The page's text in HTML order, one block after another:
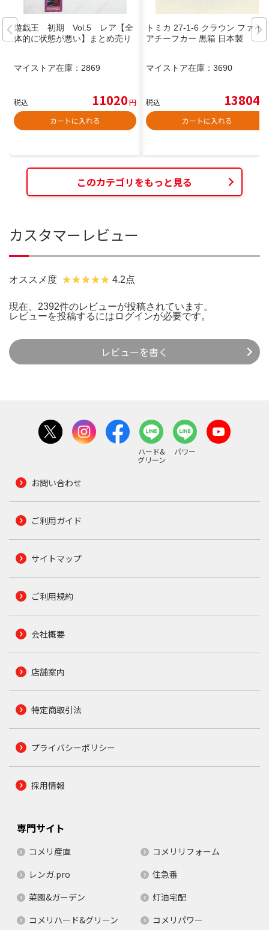
遊戯王 初期 Vol.5 レア【全
体的に状態が悪い】まとめ売り
マイストア在庫： 2869
税込 11020円
カートに入れる
トミカ 27-1-6 クラウン ファイ
アチーフカー 黒箱 日本製
マイストア在庫： 3690
税込 13804
カートに入れる
このカテゴリをもっと見る
カスタマーレビュー
オススメ度 4.2点
現在、2392件のレビューが投稿されています。
レビューを投稿するには ログインが必要です。
レビューを書く
ハード&
グリーン
パワー
お問い合わせ
ご利用ガイド
サイトマップ
ご利用規約
会社概要
店舗案内
特定商取引法
プライバシーポリシー
採用情報
専門サイト
コメリ産直
コメリリフォーム
レンガ.pro
住急番
菜園&ガーデン
灯油宅配
コメリハード&グリーン
コメリパワー